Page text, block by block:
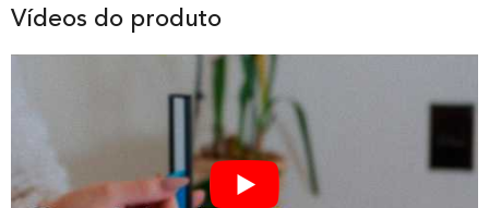
Vídeos do produto